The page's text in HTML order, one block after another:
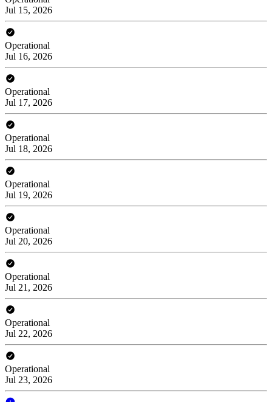
Jul 15, 2026
Operational
Jul 16, 2026
Operational
Jul 17, 2026
Operational
Jul 18, 2026
Operational
Jul 19, 2026
Operational
Jul 20, 2026
Operational
Jul 21, 2026
Operational
Jul 22, 2026
Operational
Jul 23, 2026